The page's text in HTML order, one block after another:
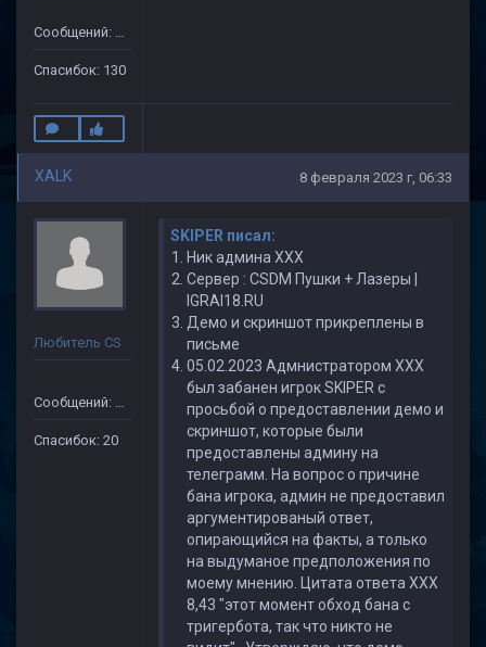
Сообщений: 632
Спасибок: 130
XALK 8 февраля 2023 г, 06:33
Любитель CS
Сообщений: 149
Спасибок: 20
SKIPER писал:
Ник админа ХХХ
Сервер : CSDM Пушки + Лазеры |
IGRAI18.RU
Демо и скриншот прикреплены в
письме
05.02.2023 Адмнистратором ХХХ
был забанен игрок SKIPER с
просьбой о предоставлении демо и
скриншот, которые были
предоставлены админу на
телеграмм. На вопрос о причине
бана игрока, админ не предоставил
аргументированый ответ,
опирающийся на факты, а только
на выдуманое предположения по
моему мнению. Цитата ответа ХХХ
8,43 "этот момент обход бана с
тригербота, так что никто не